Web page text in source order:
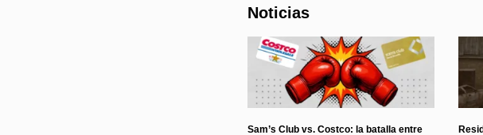
Noticias
Sam’s Club vs. Costco: la batalla entre